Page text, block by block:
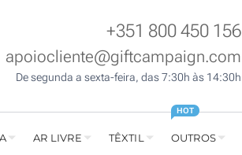
+351 800 450 156
apoiocliente@giftcampaign.com
De segunda a sexta-feira, das 7:30h às 14:30h
AR LIVRE TÊXTIL OUTROS
HOT